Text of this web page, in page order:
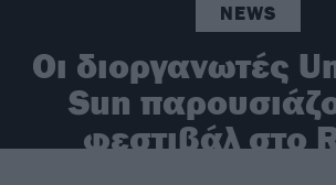
NEWS
Οι διοργανωτές
Sun
φεστιβάλ στο